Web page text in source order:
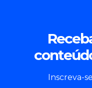
Inscreva-